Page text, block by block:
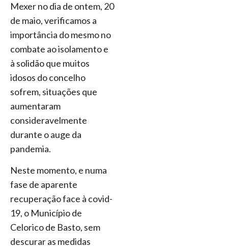
Mexer no dia de ontem, 20
de maio, verificamos a
importância do mesmo no
combate ao isolamento e
à solidão que muitos
idosos do concelho
sofrem, situações que
aumentaram
consideravelmente
durante o auge da
pandemia.
Neste momento, e numa
fase de aparente
recuperação face à covid-
19, o Município de
Celorico de Basto, sem
descurar as medidas